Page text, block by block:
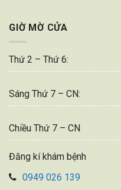
GIỜ MỜ CỬA
Thứ 2 – Thứ 6:
Sáng Thứ 7 – CN:
Chiều Thứ 7 – CN
Đăng kí khám bệnh
0949 026 139